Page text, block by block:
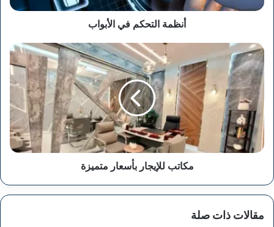
أنظمة التحكم في الأبواب
مكاتب
للإيجار
بأسعار
متميزة
مكاتب للإيجار بأسعار متميزة
مقالات ذات صلة